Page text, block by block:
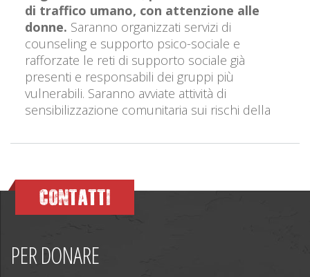
di traffico umano, con attenzione alle
donne. Saranno organizzati servizi di
counseling e supporto psico-sociale e
rafforzate le reti di supporto sociale già
presenti e responsabili dei gruppi più
vulnerabili. Saranno avviate attività di
sensibilizzazione comunitaria sui rischi della
40 famiglie interessate a portare avanti un
CONTATTI
PER DONARE